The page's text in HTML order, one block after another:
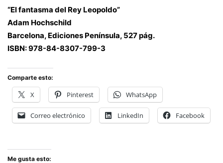
“El fantasma del Rey Leopoldo”
Adam Hochschild
Barcelona, Ediciones Península, 527 pág.
ISBN: 978-84-8307-799-3
Comparte esto:
X Pinterest WhatsApp
Correo electrónico LinkedIn Facebook
Me gusta esto: